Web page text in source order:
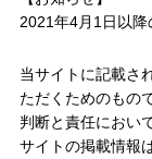
2021年4月1日以降
当サイトに記載さ
ただくためのもの
判断と責任におい
サイトの掲載情報